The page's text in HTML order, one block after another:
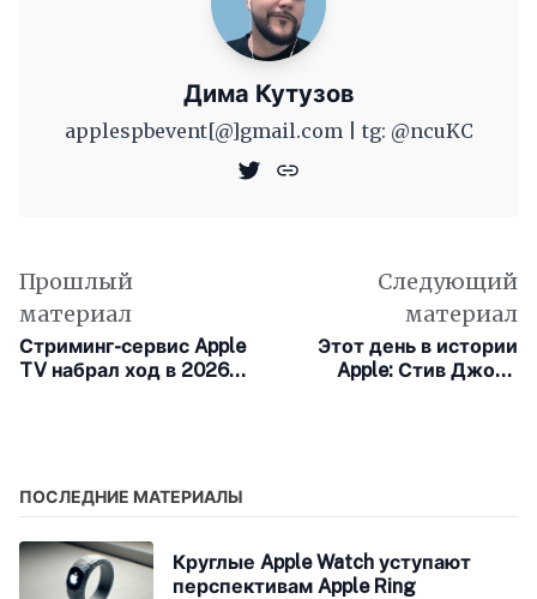
Дима Кутузов
applespbevent[@]gmail.com | tg: @ncuKC
Прошлый
материал
Стриминг-сервис Apple
TV набрал ход в 2026
Следующий
материал
Этот день в истории
Apple: Стив Джобс
ПОСЛЕДНИЕ МАТЕРИАЛЫ
Круглые Apple Watch уступают
перспективам Apple Ring